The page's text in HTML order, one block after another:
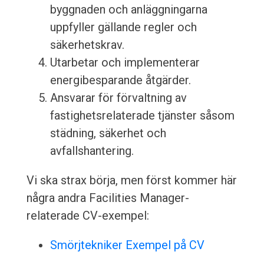
byggnaden och anläggningarna
uppfyller gällande regler och
säkerhetskrav.
Utarbetar och implementerar
energibesparande åtgärder.
Ansvarar för förvaltning av
fastighetsrelaterade tjänster såsom
städning, säkerhet och
avfallshantering.
Vi ska strax börja, men först kommer här
några andra Facilities Manager-
relaterade CV-exempel:
Smörjtekniker Exempel på CV